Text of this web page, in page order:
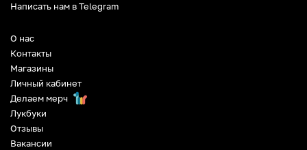
О нас
Контакты
Магазины
Личный кабинет
Делаем мерч
Лукбуки
Отзывы
Вакансии
Написать нам в Telegram